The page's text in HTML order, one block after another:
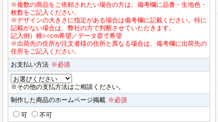
※複数の商品をご依頼されたい場合の方は、備考欄に品番・生地色・
枚数をご記入ください。
※デザインの大きさに指定がある場合は備考欄に記載ください。特に
記載がない場合は、弊社の方で判断させていただきます。
記入例）横○○cm希望／データ原寸希望
※出荷先の住所が注文者様の住所と異なる場合は、備考欄に出荷先の
住所をご記入ください。
お支払い方法 ※必須
※その他の支払方法はご相談ください。
制作した商品のホームページ掲載 ※必須
可 不可